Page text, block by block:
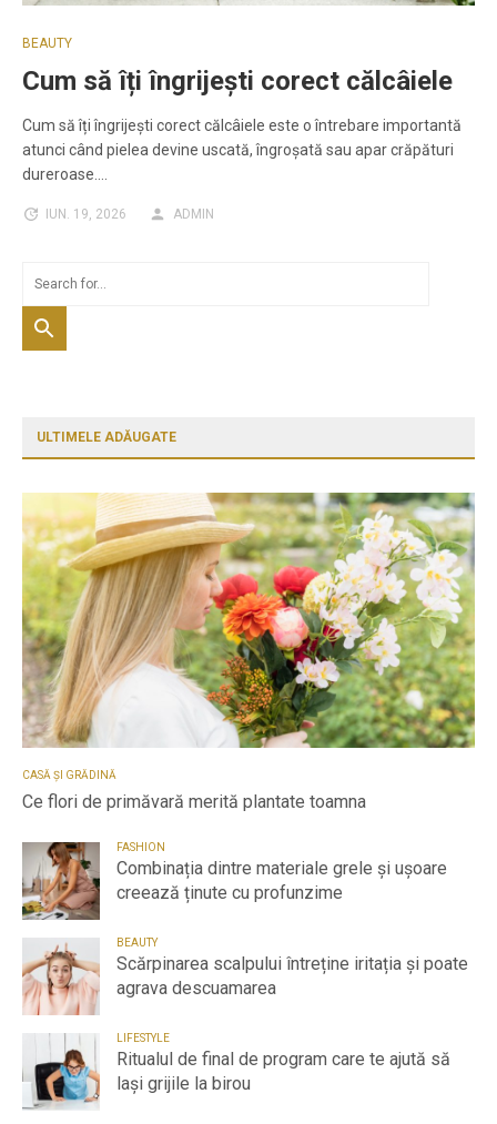
BEAUTY
Cum să îți îngrijești corect călcâiele
Cum să îți îngrijești corect călcâiele este o întrebare importantă
atunci când pielea devine uscată, îngroșată sau apar crăpături
dureroase.…
IUN. 19, 2026 ADMIN
ULTIMELE ADĂUGATE
CASĂ ȘI GRĂDINĂ
Ce flori de primăvară merită plantate toamna
FASHION
Combinația dintre materiale grele și ușoare
creează ținute cu profunzime
BEAUTY
Scărpinarea scalpului întreține iritația și poate
agrava descuamarea
LIFESTYLE
Ritualul de final de program care te ajută să
lași grijile la birou